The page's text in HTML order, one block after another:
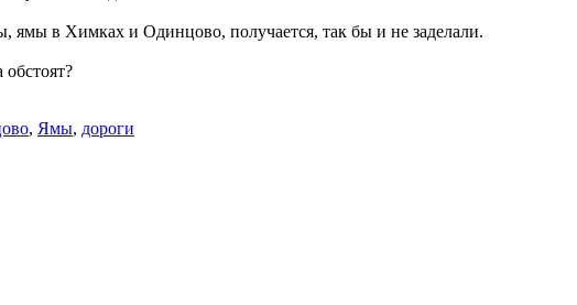
в Химках и Одинцово, получается, так бы и не заделали.
обстоят?
, Ямы, дороги